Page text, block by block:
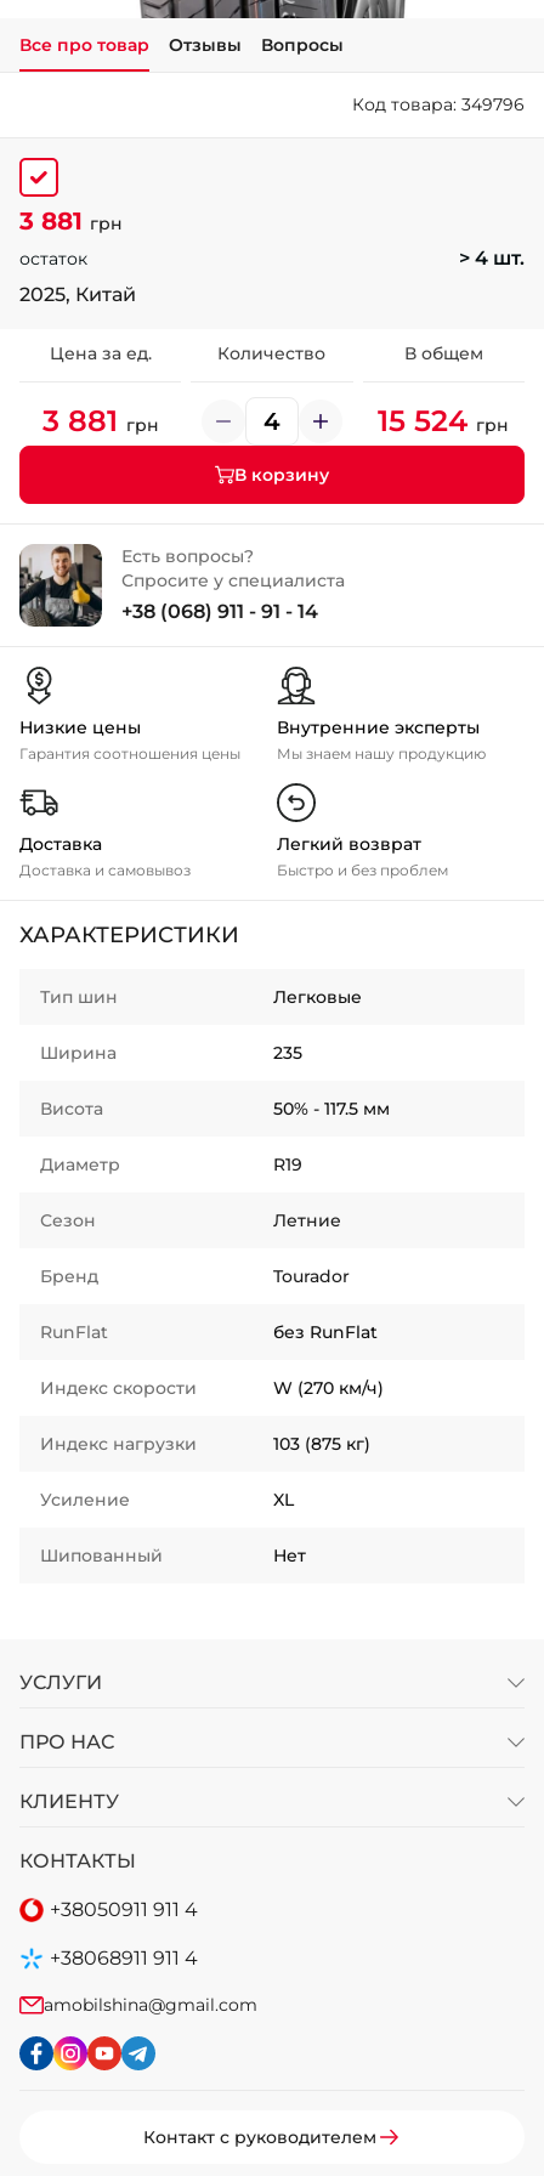
+38 (050)-911-911-2
+38 (099)-643-33-77
Все про товар Отзывы Вопросы
Код товара: 349796
3 881 грн
остаток
> 4 шт.
2025, Китай
Цена за ед. Количество В общем
3 881 грн 15 524 грн
В корзину
Есть вопросы?
Спросите у специалиста
+38 (068) 911 - 91 - 14
Низкие цены
Гарантия соотношения цены
Внутренние эксперты
Мы знаем нашу продукцию
Доставка
Доставка и самовывоз
Легкий возврат
Быстро и без проблем
ХАРАКТЕРИСТИКИ
Тип шин Легковые
Ширина 235
Висота 50% - 117.5 мм
Диаметр R19
Сезон Летние
Бренд Tourador
RunFlat без RunFlat
Индекс скорости W (270 км/ч)
Индекс нагрузки 103 (875 кг)
Усиление XL
Шипованный Нет
УСЛУГИ
ПРО НАС
КЛИЕНТУ
КОНТАКТЫ
+38050911 911 4
+38068911 911 4
amobilshina@gmail.com
Контакт с руководителем